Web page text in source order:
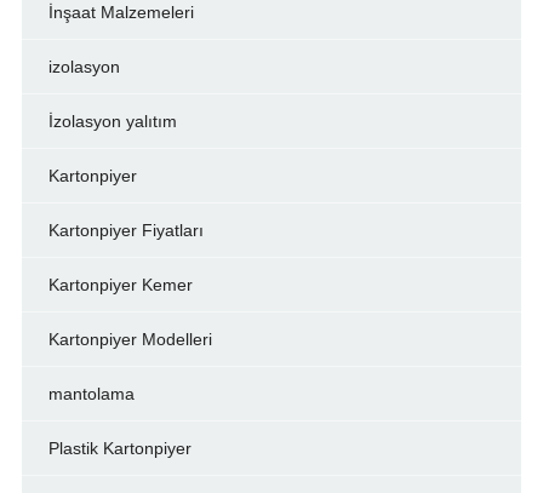
İnşaat Malzemeleri
izolasyon
İzolasyon yalıtım
Kartonpiyer
Kartonpiyer Fiyatları
Kartonpiyer Kemer
Kartonpiyer Modelleri
mantolama
Plastik Kartonpiyer